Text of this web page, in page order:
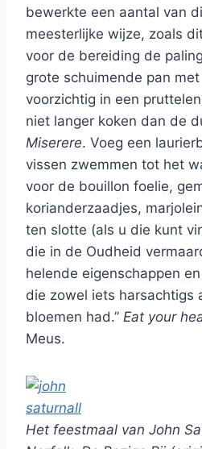
bewerkte een aantal van
meesterlijke wijze, zoals
voor de bereiding de
grote schuimende pan
voorzichtig in een
niet langer koken dan de
Miserere. Voeg een
vissen zwemmen tot het
voor de bouillon foelie,
korianderzaadjes,
ten slotte (als u die kunt
die in de Oudheid
helende eigenschappen
die zowel iets harsachtigs
bloemen had.” Eat your
Meus.
Het feestmaal van John